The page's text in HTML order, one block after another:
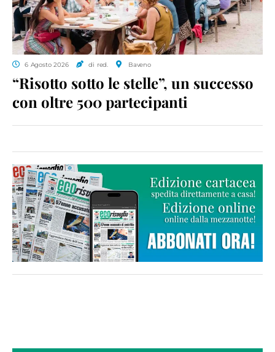
6 Agosto 2026 di red. Baveno
“Risotto sotto le stelle”, un successo
con oltre 500 partecipanti